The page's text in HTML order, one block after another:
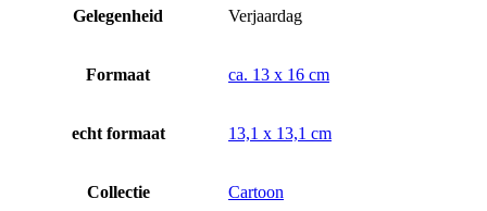
Gelegenheid Verjaardag
Formaat ca. 13 x 16 cm
echt formaat 13,1 x 13,1 cm
Collectie Cartoon